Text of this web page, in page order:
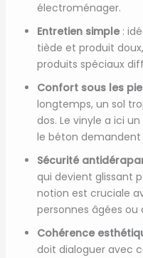
électroménager.
Entretien simple:
tiède et produit
produits spéciaux
Confort sous les
longtemps, un sol
dos. Le vinyle a ici
le béton
Sécurité
qui devient glissant
notion est cruciale
personnes âgées ou
Cohérence
doit dialoguer avec